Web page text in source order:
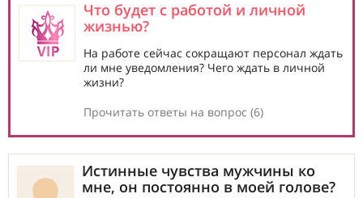
Что будет с работой и личной
жизнью?
На работе сейчас сокращают персонал ждать
ли мне уведомления? Чего ждать в личной
жизни?
Прочитать ответы на вопрос (6)
Истинные чувства мужчины ко
мне, он постоянно в моей голове?